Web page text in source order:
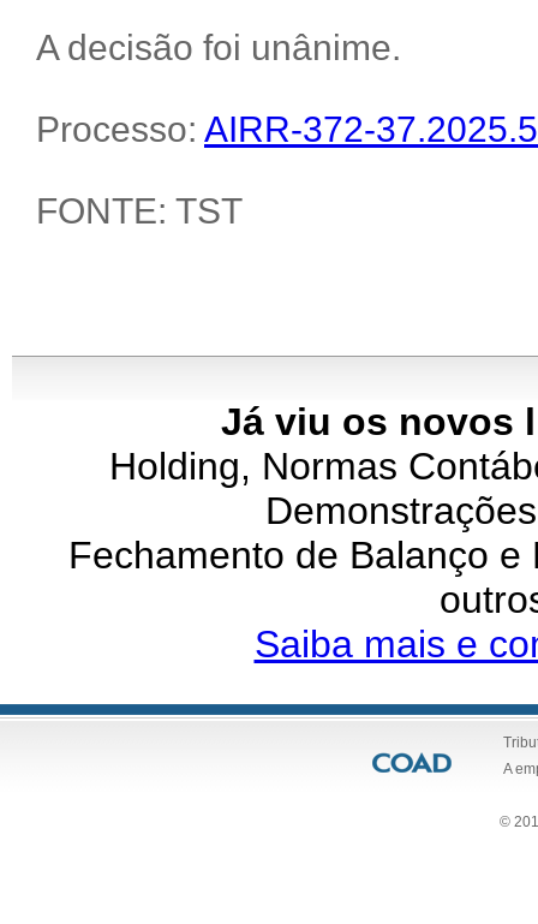
A decisão foi unânime.
Processo: AIRR-372-
FONTE: TST
Já viu os novos
Holding, Normas
Fechamento de Balanço
Saiba mais e
A
©